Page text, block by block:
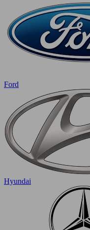
Ford
Hyundai